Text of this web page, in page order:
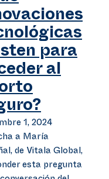
para
al
1, 2024
a María
de Vitala Global,
esta pregunta